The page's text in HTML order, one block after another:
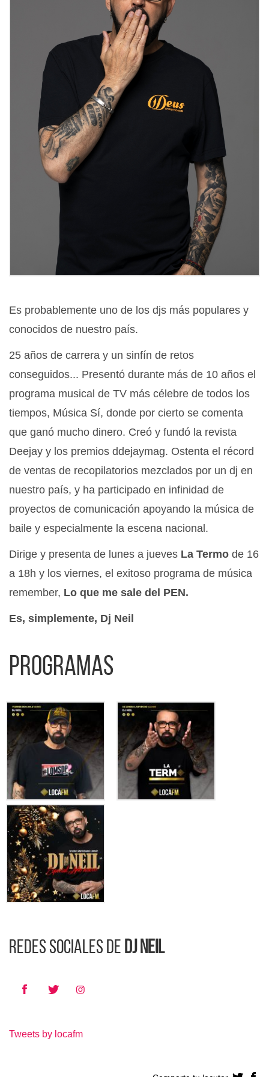
Es probablemente uno de los djs más populares y
conocidos de nuestro país.
25 años de carrera y un sinfín de retos
conseguidos... Presentó durante más de 10 años el
programa musical de TV más célebre de todos los
tiempos, Música Sí, donde por cierto se comenta
que ganó mucho dinero. Creó y fundó la revista
Deejay y los premios ddejaymag. Ostenta el récord
de ventas de recopilatorios mezclados por un dj en
nuestro país, y ha participado en infinidad de
proyectos de comunicación apoyando la música de
baile y especialmente la escena nacional.
Dirige y presenta de lunes a jueves La Termo de 16
a 18h y los viernes, el exitoso programa de música
remember, Lo que me sale del PEN.
Es, simplemente, Dj Neil
Programas
Redes sociales de Dj Neil
Tweets by locafm